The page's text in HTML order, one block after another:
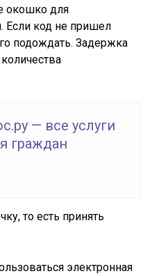
окошко для
Если код не пришел
подождать. Задержка
— все услуги
граждан
то есть принять
электронная